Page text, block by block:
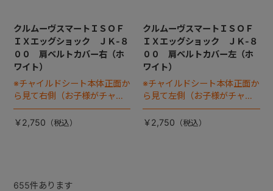
クルムーヴスマートＩＳＯＦ
ＩＸエッグショック ＪＫ-８
００ 肩ベルトカバー右（ホ
ワイト）
※チャイルドシート本体正面か
ら見て右側（お子様がチャイ
ルドシートに座った状態で左
手側となります）
￥2,750
クルムーヴスマートＩＳＯＦ
ＩＸエッグショック ＪＫ-８
００ 肩ベルトカバー左（ホ
ワイト）
※チャイルドシート本体正面か
ら見て左側（お子様がチャイ
ルドシートに座った状態で右
手側となります）
￥2,750
655件あります